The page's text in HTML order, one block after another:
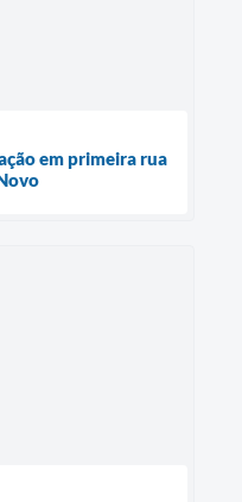
em primeira rua